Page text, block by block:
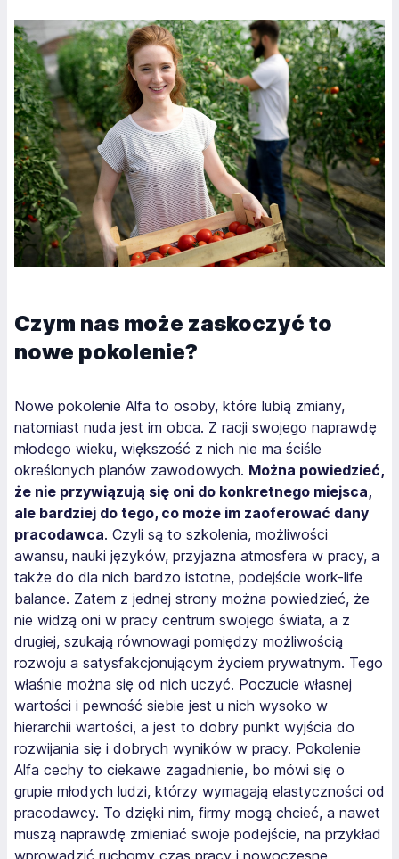
Czym nas może zaskoczyć to
nowe pokolenie?
Nowe pokolenie Alfa to osoby, które lubią zmiany,
natomiast nuda jest im obca. Z racji swojego naprawdę
młodego wieku, większość z nich nie ma ściśle
określonych planów zawodowych. Można powiedzieć,
że nie przywiązują się oni do konkretnego miejsca,
ale bardziej do tego, co może im zaoferować dany
pracodawca. Czyli są to szkolenia, możliwości
awansu, nauki języków, przyjazna atmosfera w pracy, a
także do dla nich bardzo istotne, podejście work-life
balance. Zatem z jednej strony można powiedzieć, że
nie widzą oni w pracy centrum swojego świata, a z
drugiej, szukają równowagi pomiędzy możliwością
rozwoju a satysfakcjonującym życiem prywatnym. Tego
właśnie można się od nich uczyć. Poczucie własnej
wartości i pewność siebie jest u nich wysoko w
hierarchii wartości, a jest to dobry punkt wyjścia do
rozwijania się i dobrych wyników w pracy. Pokolenie
Alfa cechy to ciekawe zagadnienie, bo mówi się o
grupie młodych ludzi, którzy wymagają elastyczności od
pracodawcy. To dzięki nim, firmy mogą chcieć, a nawet
muszą naprawdę zmieniać swoje podejście, na przykład